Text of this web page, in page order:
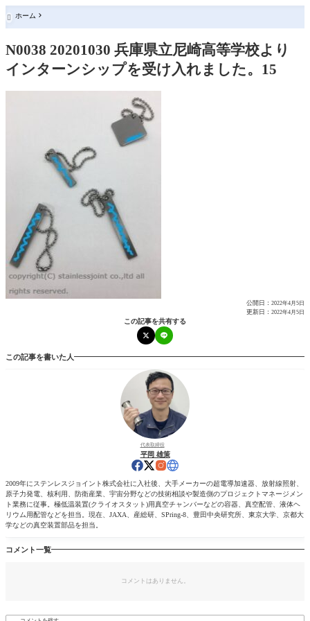
 ホーム
N0038 20201030 兵庫県立尼崎高等学校より
インターンシップを受け入れました。15
公開日： 2022年4月5日
更新日： 2022年4月5日
この記事を共有する
この記事を書いた人
代表取締役
平岡 雄策
2009年にステンレスジョイント株式会社に入社後、大手メーカーの超電導加速器、放射線照射、
原子力発電、核利用、防衛産業、宇宙分野などの技術相談や製造側のプロジェクトマネージメン
ト業務に従事。極低温装置(クライオスタット)用真空チャンバーなどの容器、真空配管、液体ヘ
リウム用配管などを担当。現在、JAXA、産総研、SPring-8、豊田中央研究所、東京大学、京都大
学などの真空装置部品を担当。
コメント一覧
コメントはありません。